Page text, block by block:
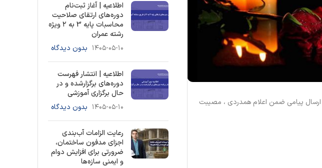
ارسال پیامی ضمن اعلام همدردی ، مصیبت
اطلاعیه | آغاز ثبت‌نام
دوره‌های ارتقای صلاحیت
محاسبات پایه 3 به ۲ ویژه
رشته عمران
۱۴۰۵-۰۵-۱۰ بدون دیدگاه
اطلاعیه | انتشار فهرست
دوره‌های برگزارشده و در
حال برگزاری آموزشی
۱۴۰۵-۰۵-۱۰ بدون دیدگاه
رعایت الزامات آب‌بندی
اجزای مدفون ساختمان،
ضرورتی برای افزایش دوام
و ایمنی سازه‌ها